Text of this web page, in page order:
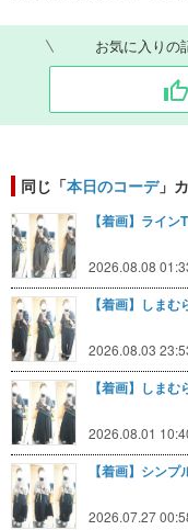
お気に入りの
同じ「本日のコーデ」
【着画】ライ
2026.08.08
【着画】しま
2026.08.03
【着画】しま
2026.08.01
【着画】シン
2026.07.27